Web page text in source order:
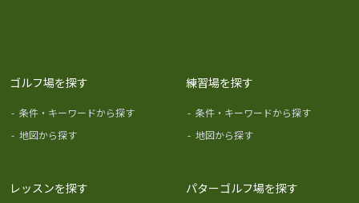
ゴルフ場を探す
- 条件・キーワードから探す
- 地図から探す
練習場を探す
- 条件・キーワードから探す
- 地図から探す
レッスンを探す パターゴルフ場を探す